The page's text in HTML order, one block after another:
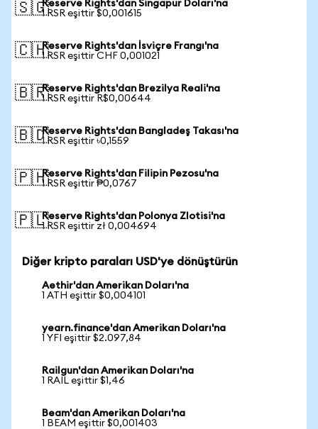
🇸🇬Reserve Rights'dan Singapur Doları'na
1 RSR eşittir $0,001615
🇨🇭Reserve Rights'dan İsviçre Frangı'na
1 RSR eşittir CHF 0,001021
🇧🇷Reserve Rights'dan Brezilya Reali'na
1 RSR eşittir R$0,00644
🇧🇩Reserve Rights'dan Bangladeş Takası'na
1 RSR eşittir ৳0,1559
🇵🇭Reserve Rights'dan Filipin Pezosu'na
1 RSR eşittir ₱0,0767
🇵🇱Reserve Rights'dan Polonya Zlotisi'na
1 RSR eşittir zł 0,004694
Diğer kripto paraları USD'ye dönüştürün
Aethir'dan Amerikan Doları'na
1 ATH eşittir $0,004101
yearn.finance'dan Amerikan Doları'na
1 YFI eşittir $2.097,84
Railgun'dan Amerikan Doları'na
1 RAIL eşittir $1,46
Beam'dan Amerikan Doları'na
1 BEAM eşittir $0,001403